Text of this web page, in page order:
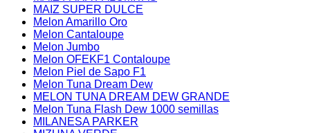
MAIZ SUPER DULCE
Melon Amarillo Oro
Melon Cantaloupe
Melon Jumbo
Melon OFEKF1 Contaloupe
Melon Piel de Sapo F1
Melon Tuna Dream Dew
MELON TUNA DREAM DEW GRANDE
Melon Tuna Flash Dew 1000 semillas
MILANESA PARKER